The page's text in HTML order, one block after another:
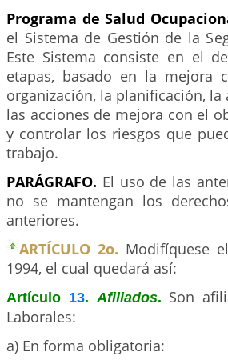
Programa de Salud
el Sistema de Gestión de la
Este Sistema consiste en el
etapas, basado en la mejora
organización, la planificación,
las acciones de mejora con el
y controlar los riesgos que
trabajo.
PARÁGRAFO. El uso de las
no se mantengan los
anteriores.
ARTÍCULO 2o. Modifíquese
1994, el cual quedará así:
Artículo 13.Afiliados. Son
Laborales:
a) En forma obligatoria: